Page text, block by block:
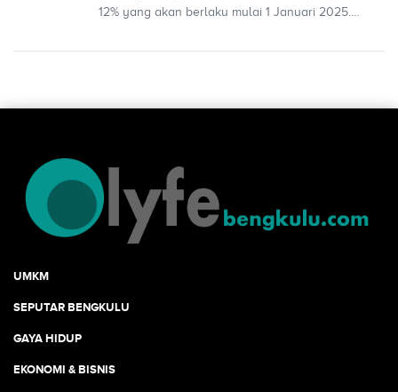
12% yang akan berlaku mulai 1 Januari 2025.
UMKM
SEPUTAR BENGKULU
GAYA HIDUP
EKONOMI & BISNIS